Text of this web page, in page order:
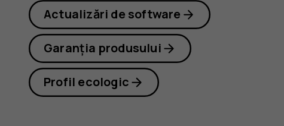
Actualizări de software
Garanția produsului
Profil ecologic